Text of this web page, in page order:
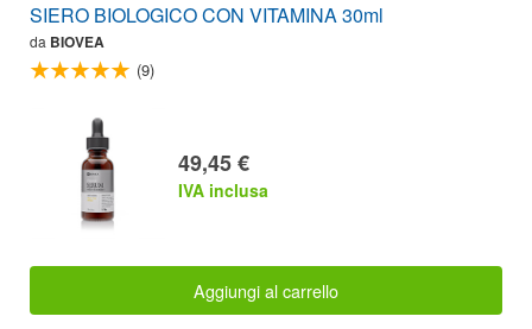
SIERO BIOLOGICO CON VITAMINA 30ml
da BIOVEA
(9)
49,45 €
IVA inclusa
Aggiungi al carrello